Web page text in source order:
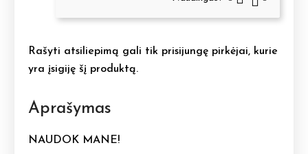
Rašyti atsiliepimą gali tik prisijungę pirkėjai, kurie
yra įsigiję šį produktą.
Aprašymas
NAUDOK MANE!